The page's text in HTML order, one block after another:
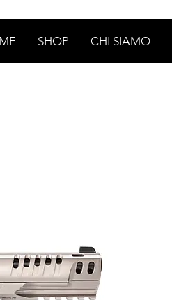
SHOP CHI SIAMO